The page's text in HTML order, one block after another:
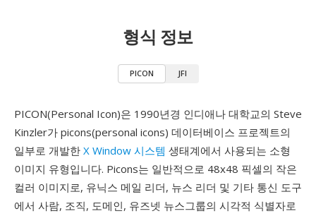
형식 정보
PICON JFI
PICON(Personal Icon)은 1990년경 인디애나 대학교의 Steve
Kinzler가 picons(personal icons) 데이터베이스 프로젝트의
일부로 개발한 X Window 시스템 생태계에서 사용되는 소형
이미지 유형입니다. Picons는 일반적으로 48x48 픽셀의 작은
컬러 이미지로, 유닉스 메일 리더, 뉴스 리더 및 기타 통신 도구
에서 사람, 조직, 도메인, 유즈넷 뉴스그룹의 시각적 식별자로